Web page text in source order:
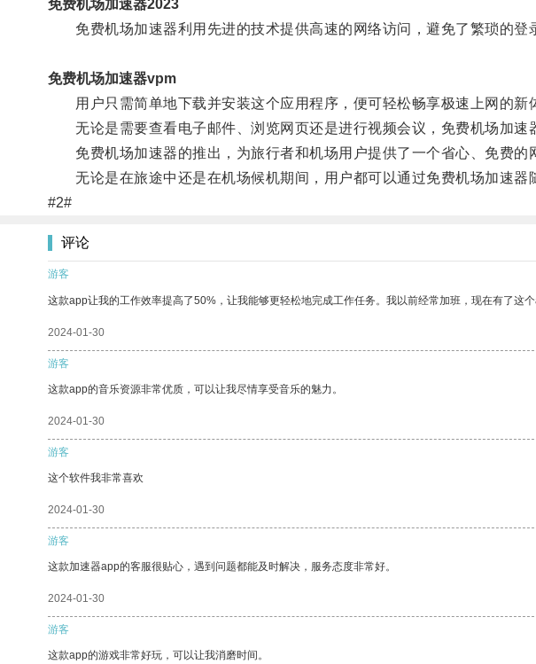
免费机场加速器2023
免费机场加速器利用先进的技术提供高速的网络访问，避免了繁琐的登
免费机场加速器vpm
用户只需简单地下载并安装这个应用程序，便可轻松畅享极速上网的新
无论是需要查看电子邮件、浏览网页还是进行视频会议，免费机场加速
免费机场加速器的推出，为旅行者和机场用户提供了一个省心、免费的
无论是在旅途中还是在机场候机期间，用户都可以通过免费机场加速器
#2#
评论
游客
这款app让我的工作效率提高了50%，让我能够更轻松地完成工作任务。我以前经常加班，现在有了这
2024-01-30
游客
这款app的音乐资源非常优质，可以让我尽情享受音乐的魅力。
2024-01-30
游客
这个软件我非常喜欢
2024-01-30
游客
这款加速器app的客服很贴心，遇到问题都能及时解决，服务态度非常好。
2024-01-30
游客
这款app的游戏非常好玩，可以让我消磨时间。